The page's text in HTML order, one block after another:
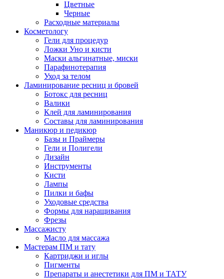
Цветные
Черные
Расходные материалы
Косметологу
Гели для процедур
Ложки Уно и кисти
Маски альгинатные, миски
Парафинотерапия
Уход за телом
Ламинирование ресниц и бровей
Ботокс для ресниц
Валики
Клей для ламинирования
Составы для ламинирования
Маникюр и педикюр
Базы и Праймеры
Гели и Полигели
Дизайн
Инструменты
Кисти
Лампы
Пилки и бафы
Уходовые средства
Формы для наращивания
Фрезы
Массажисту
Масло для массажа
Мастерам ПМ и тату
Картриджи и иглы
Пигменты
Препараты и анестетики для ПМ и ТАТУ